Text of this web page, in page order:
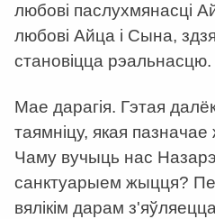
любові паслухмянасці
любові Айца і Сына,
становіцца рэальнасцю.
Мае дарагія. Гэтая
таямніцу, якая
Чаму вучыць нас
санктуарыем жыцця?
вялікім дарам